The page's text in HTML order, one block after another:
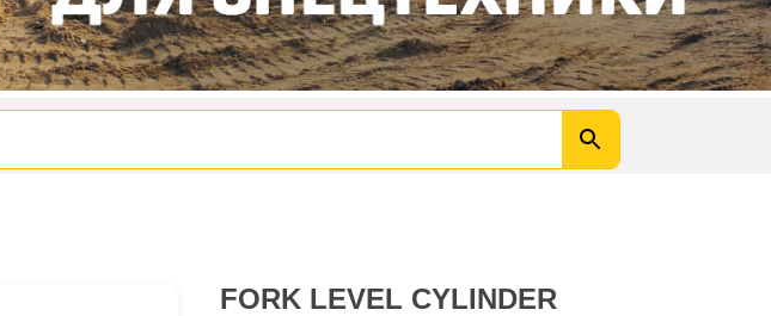
FORK LEVEL CYLINDER